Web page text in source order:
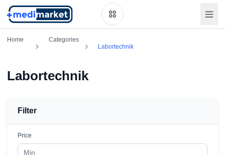
Home
Categories
Labortechnik
Labortechnik
Filter
Price